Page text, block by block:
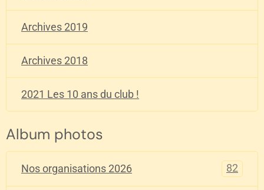
Archives 2019
Archives 2018
2021 Les 10 ans du club !
Album photos
Nos organisations 2026 82